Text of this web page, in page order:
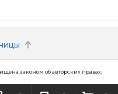
законом об авторских правах.